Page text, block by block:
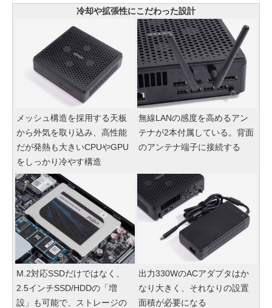
冷却や拡張性にこだわった設計
メッシュ構造を採用する天板
から外気を取り込み、高性能
だが発熱も大きいCPUやGPU
をしっかり冷やす構造
無線LANの感度を高めるアン
テナが2本付属している。背面
のアンテナ端子に接続する
M.2対応SSDだけではなく、
2.5インチSSD/HDDの「増
設」も可能で、ストレージの
出力330WのACアダプタはか
なり大きく、それなりの設置
面積が必要になる